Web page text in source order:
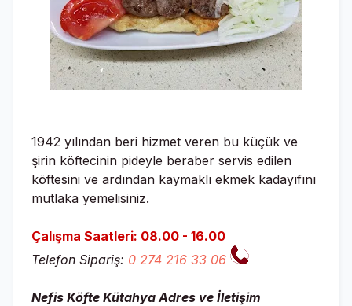
1942 yılından beri hizmet veren bu küçük ve
şirin köftecinin pideyle beraber servis edilen
köftesini ve ardından kaymaklı ekmek kadayıfını
mutlaka yemelisiniz.
Çalışma Saatleri: 08.00 - 16.00
Telefon Sipariş: 0 274 216 33 06
Nefis Köfte KütahyaAdres ve İletişim